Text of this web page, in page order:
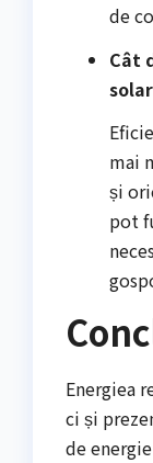
de
Cât
mai
și
pot
Energiea
ci și
de